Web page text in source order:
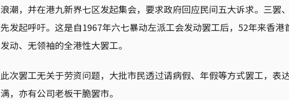
浪潮，并在港九新界七区发起集会，要求政府回应民间五大诉求。三罢
先发起呼吁。这是自1967年六七暴动左派工会发动罢工后，52年来香港
发动、无领袖的全港性大罢工。
此次罢工无关于劳资问题，大批市民透过请病假、年假等方式罢工，表
满，亦有公司老板干脆罢市。